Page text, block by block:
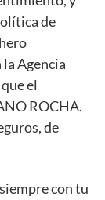
de
Agencia
el
ROCHA.
de
con tu